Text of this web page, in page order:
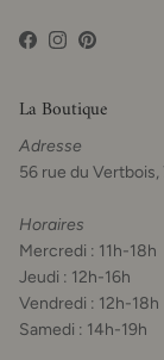
Facebook
Instagram
Pinterest
La Boutique
Adresse
56 rue du Vertbois,
Horaires
Mercredi : 11h-18h
Jeudi : 12h-16h
Vendredi : 12h-18h
Samedi : 14h-19h